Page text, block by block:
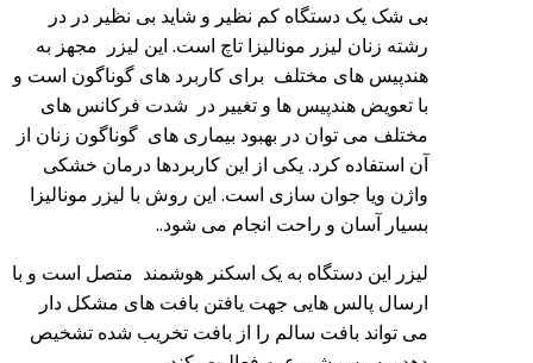
بی شک یک دستگاه کم نظیر و شاید بی نظیر در در
رشته زنان لیزر مونالیزا تاچ است. این لیزر مجهز به
هندپیس های مختلف برای کاربرد های گوناگون است و
با تعویض هندپیس ها و تغییر در شدت فرکانس های
مختلف می توان در بهبود بیماری های گوناگون زنان از
آن استفاده کرد‌. یکی از این کاربردها درمان خشکی
واژن ویا جوان سازی است. این روش با لیزر مونالیزا
بسیار آسان و راحت انجام می شود..
لیزر این دستگاه به یک اسکنر هوشمند متصل است و با
ارسال پالس هایی جهت یافتن بافت های مشکل دار
می تواند بافت سالم را از بافت تخریب شده تشخیص